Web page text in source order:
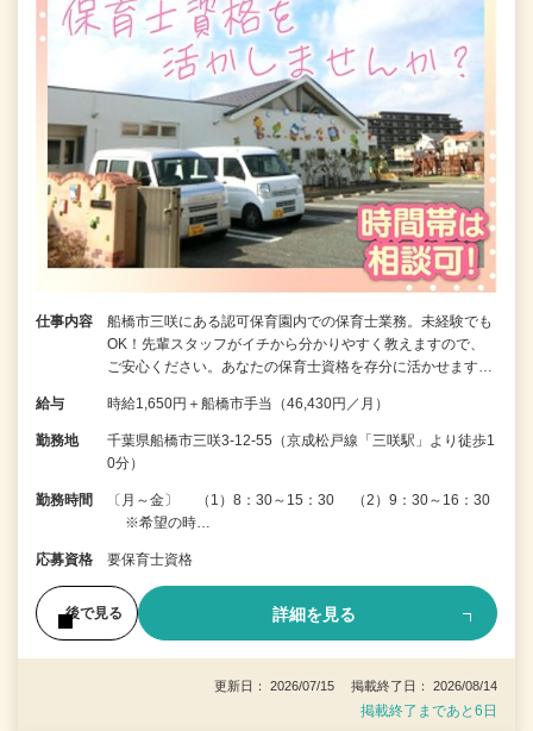
仕事内容
船橋市三咲にある認可保育園内での保育士業務。未経験でも
OK！先輩スタッフがイチから分かりやすく教えますので、
ご安心ください。あなたの保育士資格を存分に活かせます…
給与 時給1,650円＋船橋市手当（46,430円／月）
勤務地
千葉県船橋市三咲3-12-55（京成松戸線「三咲駅」より徒歩1
0分）
勤務時間
〔月～金〕 （1）8：30～15：30 （2）9：30～16：30
※希望の時…
応募資格 要保育士資格
後で見る 詳細を見る
更新日： 2026/07/15 掲載終了日： 2026/08/14
掲載終了まであと6日